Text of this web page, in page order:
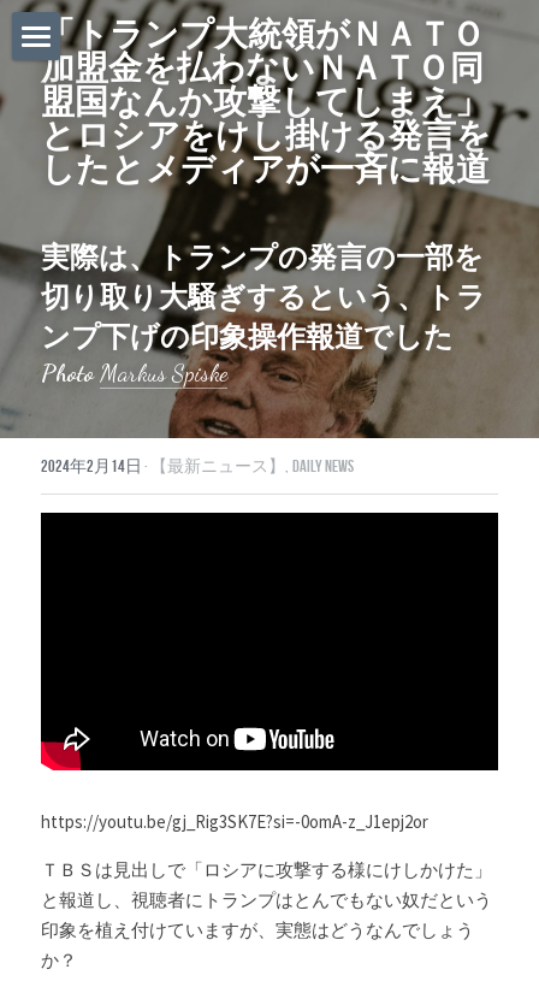
ホーム
Daily News
About Globalists
U.S. News
EuropeNews
China News
Featured Topics
Japan
About Mei
Beginner's Content
question corner
投資
「トランプ大統領がＮＡＴＯ
加盟金を払わないＮＡＴＯ同
盟国なんか攻撃してしまえ」
とロシアをけし掛ける発言を
したとメディアが一斉に報道
実際は、トランプの発言の一部を
切り取り大騒ぎするという、トラ
ンプ下げの印象操作報道でした
Photo Markus Spiske
2024年2月14日 · 【最新ニュース】, Daily News
https://youtu.be/gj_Rig3SK7E?si=-0omA-z_J1epj2or
ＴＢＳは見出しで「ロシアに攻撃する様にけしかけた」
と報道し、視聴者にトランプはとんでもない奴だという
印象を植え付けていますが、実態はどうなんでしょう
か？